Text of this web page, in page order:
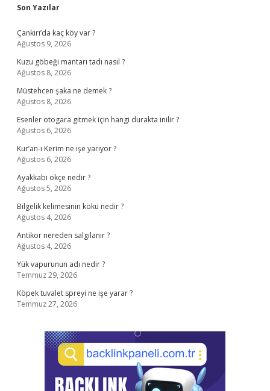
Sidebar
Son Yazılar
Çankırı’da kaç köy var ?
Ağustos 9, 2026
Kuzu göbeği mantarı tadı nasıl ?
Ağustos 8, 2026
Müstehcen şaka ne demek ?
Ağustos 8, 2026
Esenler otogara gitmek için hangi durakta inilir ?
Ağustos 6, 2026
Kur’an-ı Kerim ne işe yarıyor ?
Ağustos 6, 2026
Ayakkabı ökçe nedir ?
Ağustos 5, 2026
Bilgelik kelimesinin kökü nedir ?
Ağustos 4, 2026
Antikor nereden salgılanır ?
Ağustos 4, 2026
Yük vapurunun adı nedir ?
Temmuz 29, 2026
Köpek tuvalet spreyi ne işe yarar ?
Temmuz 27, 2026